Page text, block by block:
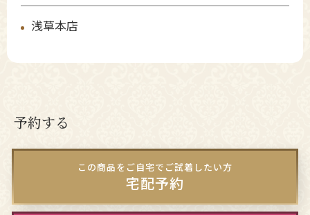
浅草本店
予約する
この商品をご自宅でご試着したい方
宅配予約